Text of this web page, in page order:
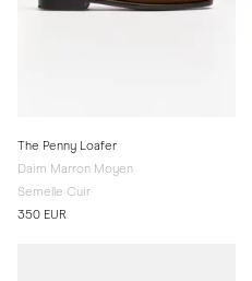
The Penny Loafer
Daim Marron Moyen
Semelle Cuir
350 EUR